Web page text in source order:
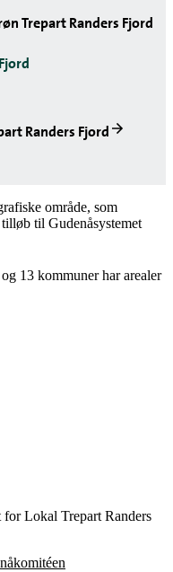
Trepart Randers Fjord
Randers Fjord
område, som
til Gudenåsystemet
13 kommuner har arealer
for Lokal Trepart Randers